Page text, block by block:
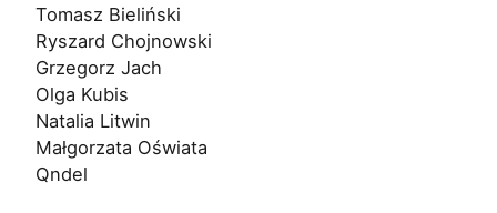
Tomasz Bieliński
Ryszard Chojnowski
Grzegorz Jach
Olga Kubis
Natalia Litwin
Małgorzata Oświata
Qndel